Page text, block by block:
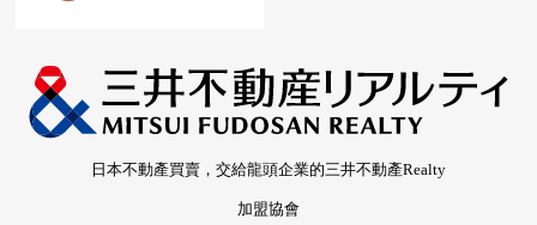
日本不動產買賣，交給龍頭企業的三井不動產Realty
加盟協會